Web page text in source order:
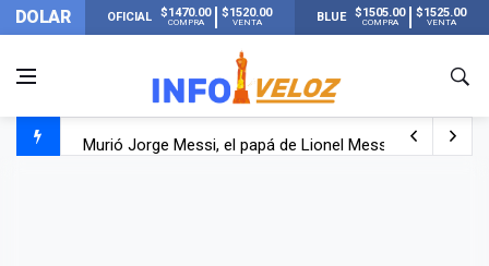
DOLAR OFICIAL $1470.00
COMPRA
$1520.00
VENTA BLUE $1505.00
COMPRA
$1525.00
VENTA
Murió Jorge Messi, el papá de Lionel Messi